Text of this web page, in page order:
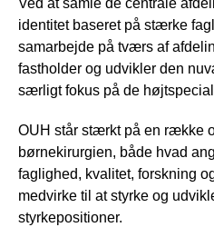
Ved at samle de centrale
identitet baseret på stærke
samarbejde på tværs af
fastholder og udvikler den
særligt fokus på de
OUH står stærkt på en række
børnekirurgien, både hvad
faglighed, kvalitet, forskning
medvirke til at styrke og
styrkepositioner.